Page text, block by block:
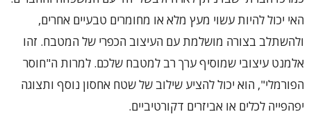
האי יכול להיות עשוי מעץ מלא או מחומרים טבעיים אחרים,
ולהשתלב בצורה מושלמת עם העיצוב הכפרי של המטבח. זהו
אלמנט עיצובי שמוסיף ערך רב למטבח שלכם. למרות ה"חוסר
הפורמלי", הוא יכול להציע שילוב של שטח אחסון נוסף ותצוגה
יפהפייה לכלים או אביזרים דקורטיביים.